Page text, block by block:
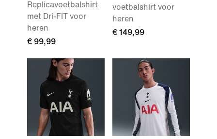
Replicavoetbalshirt
met Dri-FIT voor
heren
€ 99,99
voetbalshirt voor
heren
€ 149,99